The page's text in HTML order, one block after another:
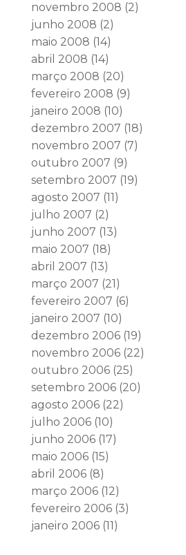
novembro 2008 (2)
junho 2008 (2)
maio 2008 (14)
abril 2008 (14)
março 2008 (20)
fevereiro 2008 (9)
janeiro 2008 (10)
dezembro 2007 (18)
novembro 2007 (7)
outubro 2007 (9)
setembro 2007 (19)
agosto 2007 (11)
julho 2007 (2)
junho 2007 (13)
maio 2007 (18)
abril 2007 (13)
março 2007 (21)
fevereiro 2007 (6)
janeiro 2007 (10)
dezembro 2006(19)
novembro 2006(22)
outubro 2006(25)
setembro 2006(20)
agosto 2006(22)
julho 2006(10)
junho 2006(17)
maio 2006(15)
abril 2006(8)
março 2006(12)
fevereiro 2006(3)
janeiro 2006(11)